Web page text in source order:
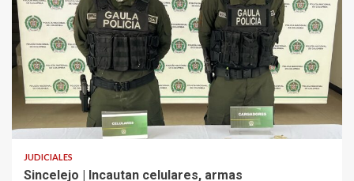
2 min read
JUDICIALES
Sincelejo | Incautan celulares, armas